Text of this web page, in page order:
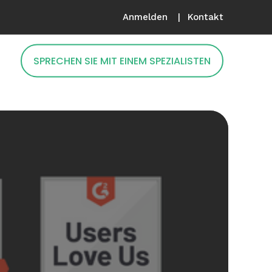
Anmelden Kontakt
SPRECHEN SIE MIT EINEM SPEZIALISTEN